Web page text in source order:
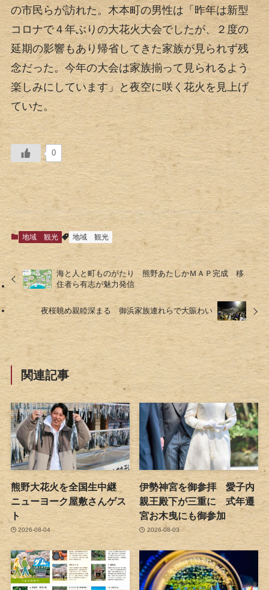
の市民らが訪れた。木本町の男性は「昨年は新型
コロナで４年ぶりの大花火大会でしたが、２度の
延期の影響もあり帰省してきた家族が見られず残
念だった。今年の大会は家族揃って見られるよう
楽しみにしています」と夜空に咲く花火を見上げ
ていた。
0
地域 観光 地域 観光
海と人と町ものがたり 熊野あたしかＭＡＰ完成 移
住者ら有志が魅力発信
夜桜眺め親睦深まる 御浜家族連れらで大賑わい
関連記事
熊野大花火を全国生中継
ニューヨーク屋敷さんゲス
ト
2026-08-04
伊勢神宮を御参拝 愛子内
親王殿下が三重に 式年遷
宮お木曳にも御参加
2026-08-03